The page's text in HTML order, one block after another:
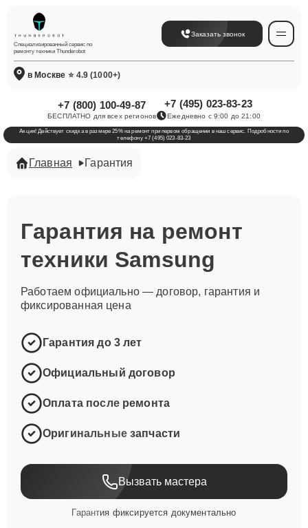
Специализированный сервис по
ремонту техники Thunderobot
Заказать звонок
в Москве ⭐ 4.9 (1000+)
+7 (800) 100-49-87
БЕСПЛАТНО для всех регионов
+7 (495) 023-83-23
Ежедневно с 9:00 до 21:00
Акция! Действует скидка в размере 25% на ремонт при первом обращении в наш сервис. Подробности по
телефону +7 (495) 023-83-23
Главная Гарантия
Гарантия на ремонт
техники Samsung
Работаем официально — договор, гарантия и
фиксированная цена
Гарантия до 3 лет
Официальный договор
Оплата после ремонта
Оригинальные запчасти
Вызвать мастера
Гарантия фиксируется документально